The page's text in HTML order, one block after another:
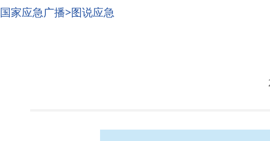
国家应急广播>图说应急